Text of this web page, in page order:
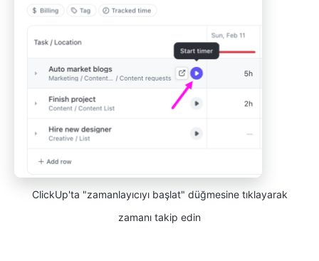
ClickUp'ta "zamanlayıcıyı başlat" düğmesine tıklayarak
zamanı takip edin